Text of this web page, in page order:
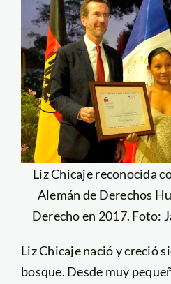
Liz Chicaje reconocida
Alemán de Derechos
Derecho en 2017. Foto:
Liz Chicaje nació y creció
bosque. Desde muy